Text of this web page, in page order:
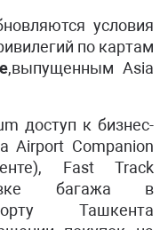
условия
по картам
,выпущенным Asia
доступ к бизнес-
Airport Companion
Fast Track
багажа в
Ташкента